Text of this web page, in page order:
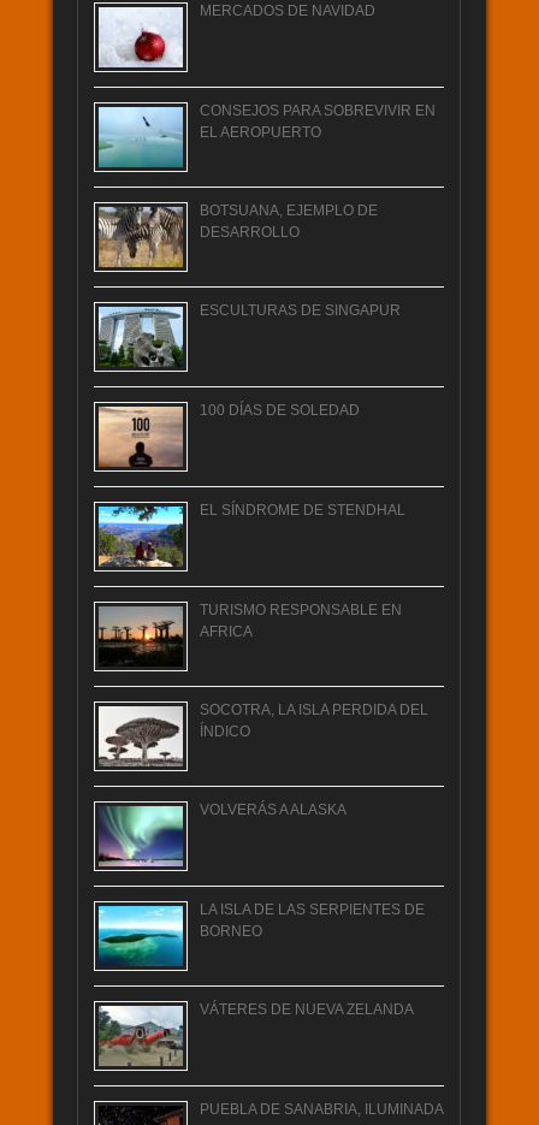
MERCADOS DE NAVIDAD
CONSEJOS PARA SOBREVIVIR EN
EL AEROPUERTO
BOTSUANA, EJEMPLO DE
DESARROLLO
ESCULTURAS DE SINGAPUR
100 DÍAS DE SOLEDAD
EL SÍNDROME DE STENDHAL
TURISMO RESPONSABLE EN
AFRICA
SOCOTRA, LA ISLA PERDIDA DEL
ÍNDICO
VOLVERÁS A ALASKA
LA ISLA DE LAS SERPIENTES DE
BORNEO
VÁTERES DE NUEVA ZELANDA
PUEBLA DE SANABRIA, ILUMINADA